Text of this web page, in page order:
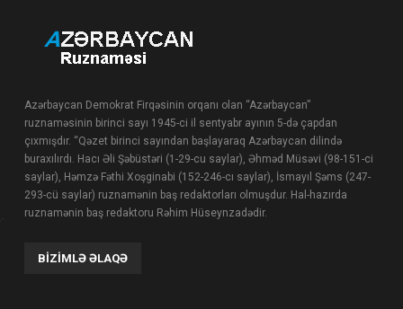
Azərbaycan Demokrat Firqəsinin orqanı olan “Azərbaycan”
ruznaməsinin birinci sayı 1945-ci il sentyabr ayının 5-də çapdan
çıxmışdır. “Qəzet birinci sayından başlayaraq Azərbaycan dilində
buraxılırdı. Hacı Əli Şəbüstəri (1-29-cu saylar), Əhməd Müsəvi (98-151-ci
saylar), Həmzə Fəthi Xoşginabi (152-246-cı saylar), İsmayıl Şəms (247-
293-cü saylar) ruznamənin baş redaktorları olmuşdur. Hal-hazırda
ruznamənin baş redaktoru Rəhim Hüseynzadədir.
BIZIMLƏ ƏLAQƏ